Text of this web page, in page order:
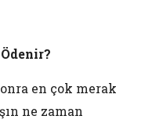
en çok merak
ne zaman